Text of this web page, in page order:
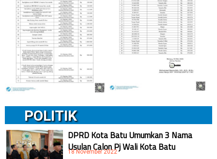
POLITIK
DPRD Kota Batu Umumkan 3 Nama
Usulan Calon Pj Wali Kota Batu
18 November 2022